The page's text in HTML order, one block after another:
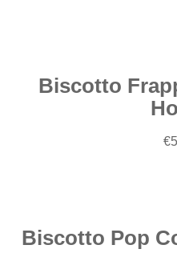
Biscotto
€
Aggiungi
Biscotto Pop